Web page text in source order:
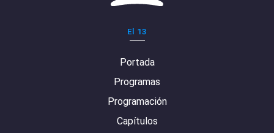
El 13
Portada
Programas
Programación
Capítulos